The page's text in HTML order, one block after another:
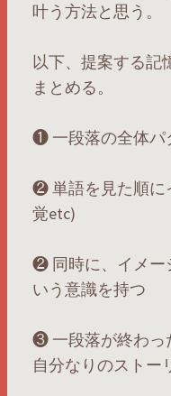
叶う方法と思う。
以下、提案する記
まとめる。
❶ 一段落の全体パ
❷ 単語を見た順に
覚etc)
❷ 同時に、イメー
いう意識を持つ
❸ 一段落が終わっ
自分なりのストー